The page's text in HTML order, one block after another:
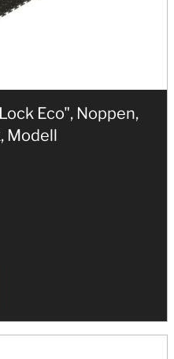
Eco", Noppen,
Modell